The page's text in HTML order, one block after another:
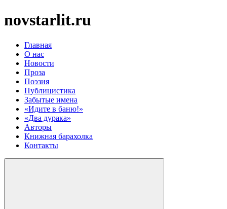
novstarlit.ru
Главная
О нас
Новости
Проза
Поэзия
Публицистика
Забытые имена
«Идите в баню!»
«Два дурака»
Авторы
Книжная барахолка
Контакты